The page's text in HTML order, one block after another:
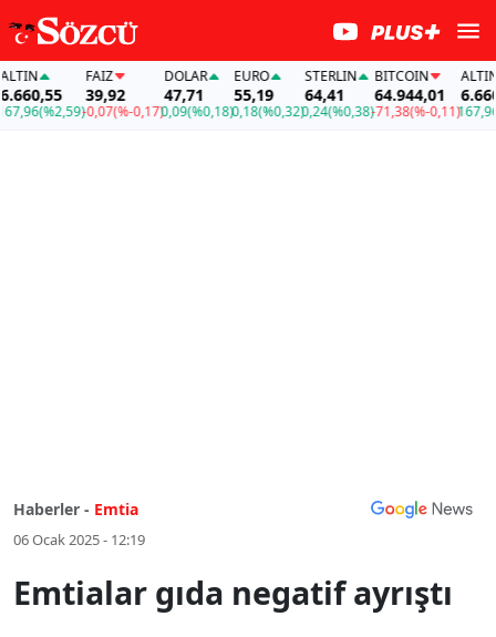
(%2,59)
39,92
-0,07(%-0,17)
DOLAR
47,71
0,09(%0,18)
EURO
55,19
0,18(%0,32)
STERLIN
64,41
0,24(%0,38)
BITCOIN
64.944,01
-71,38(%-0,11)
ALTIN
6.660,55
167,96
Haberler - Emtia
06 Ocak 2025 - 12:19
Emtialar gıda negatif ayrıştı